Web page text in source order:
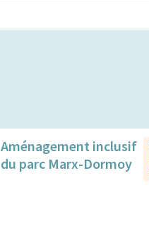
Aménagement inclusif
du parc Marx-Dormoy